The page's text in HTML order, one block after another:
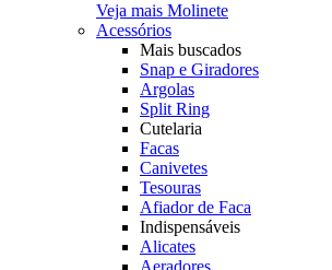
Veja mais Molinete
Acessórios
Mais buscados
Snap e Giradores
Argolas
Split Ring
Cutelaria
Facas
Canivetes
Tesouras
Afiador de Faca
Indispensáveis
Alicates
Aeradores